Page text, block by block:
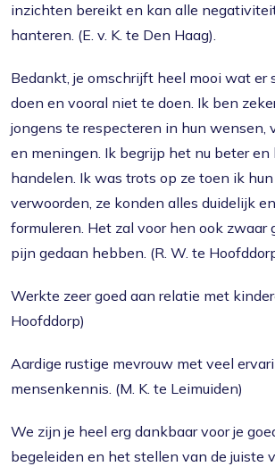
inzichten bereikt en kan alle
hanteren. (E. v. K. te Den Haag).
Bedankt, je omschrijft heel mooi wat er
doen en vooral niet te doen. Ik ben
jongens te respecteren in hun wensen,
en meningen. Ik begrijp het nu beter en
handelen. Ik was trots op ze toen ik
verwoorden, ze konden alles duidelijk
formuleren. Het zal voor hen ook zwaar
pijn gedaan hebben. (R. W. te
Werkte zeer goed aan relatie met
Hoofddorp)
Aardige rustige mevrouw met veel
mensenkennis. (M. K. te Leimuiden)
We zijn je heel erg dankbaar voor je
begeleiden en het stellen van de juiste